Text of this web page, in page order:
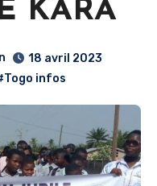
KARA
18 avril 2023
infos